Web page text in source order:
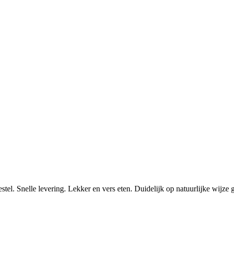
Snelle levering. Lekker en vers eten. Duidelijk op natuurlijke wijze